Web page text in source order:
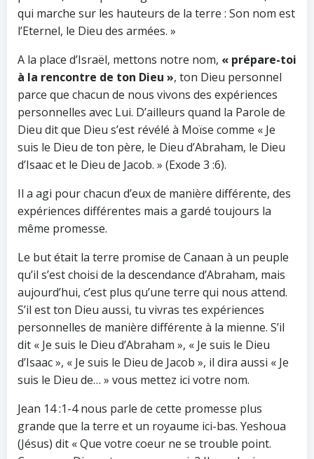
qui marche sur les hauteurs de la terre : Son nom est
l’Eternel, le Dieu des armées. »
A la place d’Israël, mettons notre nom, « prépare-toi
à la rencontre de ton Dieu », ton Dieu personnel
parce que chacun de nous vivons des expériences
personnelles avec Lui. D’ailleurs quand la Parole de
Dieu dit que Dieu s’est révélé à Moïse comme « Je
suis le Dieu de ton père, le Dieu d’Abraham, le Dieu
d’Isaac et le Dieu de Jacob. » (Exode 3 :6).
Il a agi pour chacun d’eux de manière différente, des
expériences différentes mais a gardé toujours la
même promesse.
Le but était la terre promise de Canaan à un peuple
qu’il s’est choisi de la descendance d’Abraham, mais
aujourd’hui, c’est plus qu’une terre qui nous attend.
S’il est ton Dieu aussi, tu vivras tes expériences
personnelles de manière différente à la mienne. S’il
dit « Je suis le Dieu d’Abraham », « Je suis le Dieu
d’Isaac », « Je suis le Dieu de Jacob », il dira aussi « Je
suis le Dieu de… » vous mettez ici votre nom.
Jean 14 :1-4 nous parle de cette promesse plus
grande que la terre et un royaume ici-bas. Yeshoua
(Jésus) dit « Que votre coeur ne se trouble point.